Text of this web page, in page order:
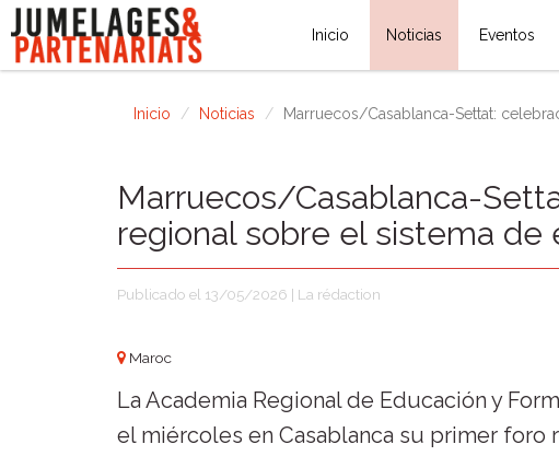
Inicio Noticias Eventos
Inicio Noticias Marruecos/Casablanca-Settat:
Marruecos/Casablanca-
regional sobre el sistema de
Publicado el 13/05/2026 | La rédaction
Maroc
La Academia Regional de Educación y
el miércoles en Casablanca su primer